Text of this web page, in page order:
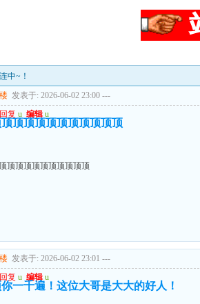
中~！
发表于: 2026-06-02 23:00 ---
回复 u 编辑 u
顶顶顶顶顶顶顶顶顶顶
顶顶顶顶顶顶顶顶顶顶
发表于: 2026-06-02 23:01 ---
回复 u 编辑 u
一千遍！这位大哥是大大的好人！